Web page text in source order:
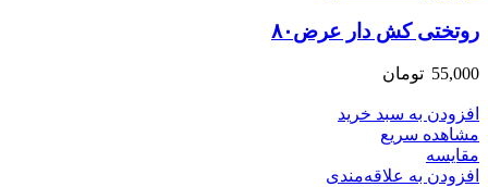
روتختی کش دار عرض۸۰
55,000 تومان
افزودن به سبد خرید
مشاهده سریع
مقایسه
افزودن به علاقه‌مندی